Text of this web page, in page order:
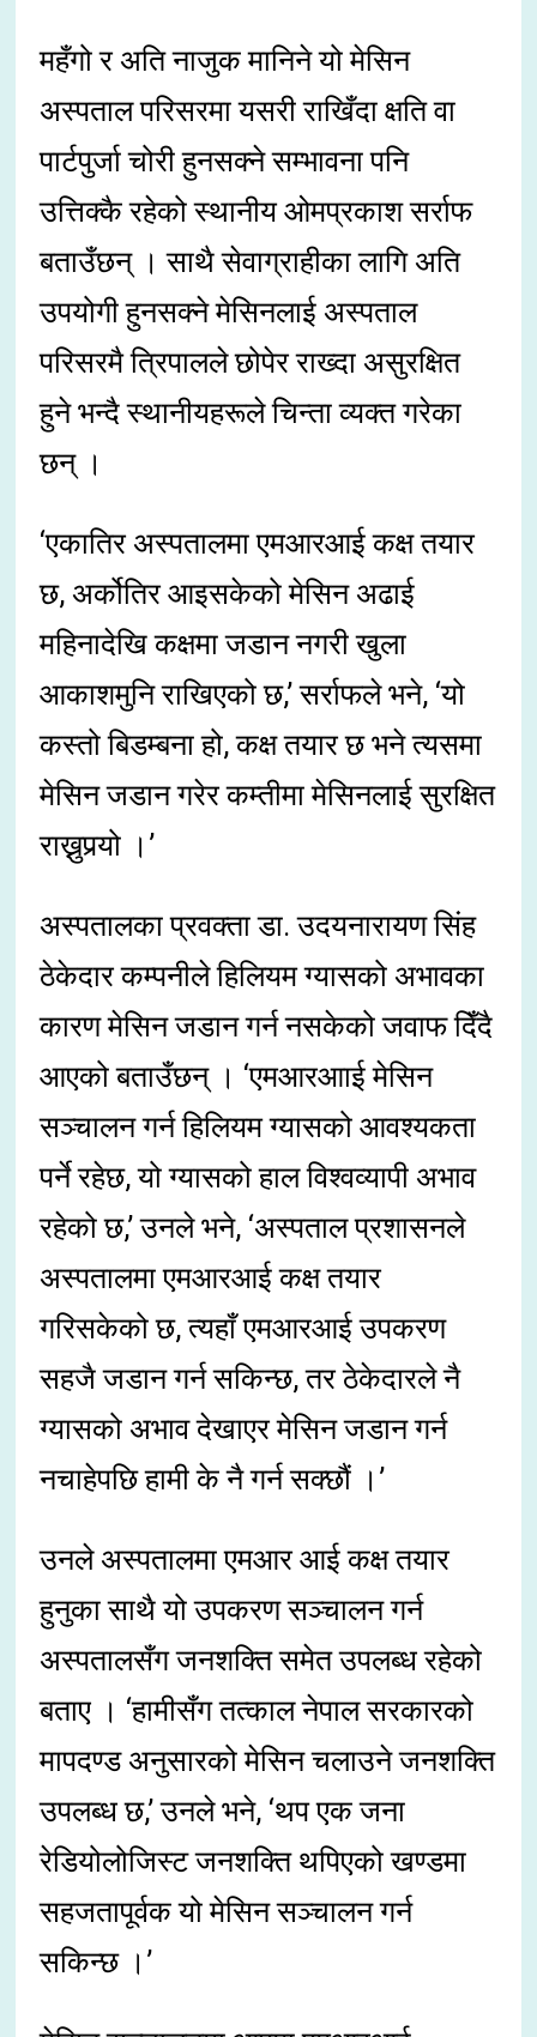
महँगो र अति नाजुक मानिने यो मेसिन
अस्पताल परिसरमा यसरी राखिँदा क्षति वा
पार्टपुर्जा चोरी हुनसक्ने सम्भावना पनि
उत्तिक्कै रहेको स्थानीय ओमप्रकाश सर्राफ
बताउँछन् । साथै सेवाग्राहीका लागि अति
उपयोगी हुनसक्ने मेसिनलाई अस्पताल
परिसरमै त्रिपालले छोपेर राख्दा असुरक्षित
हुने भन्दै स्थानीयहरूले चिन्ता व्यक्त गरेका
छन् ।
‘एकातिर अस्पतालमा एमआरआई कक्ष तयार
छ, अर्कोतिर आइसकेको मेसिन अढाई
महिनादेखि कक्षमा जडान नगरी खुला
आकाशमुनि राखिएको छ,’ सर्राफले भने, ‘यो
कस्तो बिडम्बना हो, कक्ष तयार छ भने त्यसमा
मेसिन जडान गरेर कम्तीमा मेसिनलाई सुरक्षित
राख्नुपर्‍यो ।’
अस्पतालका प्रवक्ता डा. उदयनारायण सिंह
ठेकेदार कम्पनीले हिलियम ग्यासको अभावका
कारण मेसिन जडान गर्न नसकेको जवाफ दिँदै
आएको बताउँछन् । ‘एमआरआाई मेसिन
सञ्चालन गर्न हिलियम ग्यासको आवश्यकता
पर्ने रहेछ, यो ग्यासको हाल विश्वव्यापी अभाव
रहेको छ,’ उनले भने, ‘अस्पताल प्रशासनले
अस्पतालमा एमआरआई कक्ष तयार
गरिसकेको छ, त्यहाँ एमआरआई उपकरण
सहजै जडान गर्न सकिन्छ, तर ठेकेदारले नै
ग्यासको अभाव देखाएर मेसिन जडान गर्न
नचाहेपछि हामी के नै गर्न सक्छौं ।’
उनले अस्पतालमा एमआर आई कक्ष तयार
हुनुका साथै यो उपकरण सञ्चालन गर्न
अस्पतालसँग जनशक्ति समेत उपलब्ध रहेको
बताए । ‘हामीसँग तत्काल नेपाल सरकारको
मापदण्ड अनुसारको मेसिन चलाउने जनशक्ति
उपलब्ध छ,’ उनले भने, ‘थप एक जना
रेडियोलोजिस्ट जनशक्ति थपिएको खण्डमा
सहजतापूर्वक यो मेसिन सञ्चालन गर्न
सकिन्छ ।’